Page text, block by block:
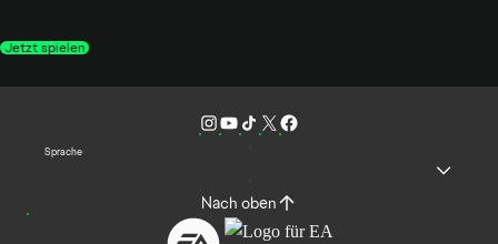
Jetzt spielen
Sprache
Nach oben